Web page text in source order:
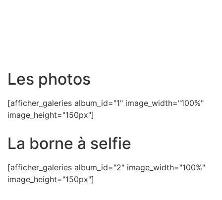
Les photos
[afficher_galeries album_id="1" image_width="100%"
image_height="150px"]
La borne à selfie
[afficher_galeries album_id="2" image_width="100%"
image_height="150px"]